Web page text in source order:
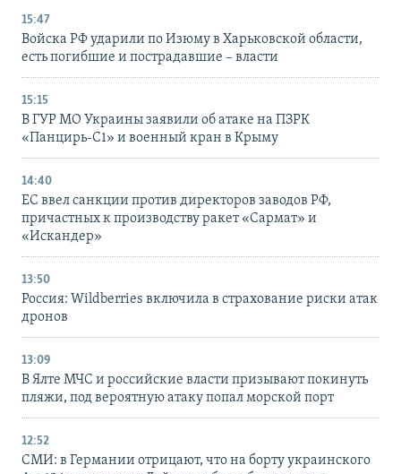
15:47
Войска РФ ударили по Изюму в Харьковской области,
есть погибшие и пострадавшие – власти
15:15
В ГУР МО Украины заявили об атаке на ПЗРК
«Панцирь-С1» и военный кран в Крыму
14:40
ЕС ввел санкции против директоров заводов РФ,
причастных к производству ракет «Сармат» и
«Искандер»
13:50
Россия: Wildberries включила в страхование риски атак
дронов
13:09
В Ялте МЧС и российские власти призывают покинуть
пляжи, под вероятную атаку попал морской порт
12:52
СМИ: в Германии отрицают, что на борту украинского